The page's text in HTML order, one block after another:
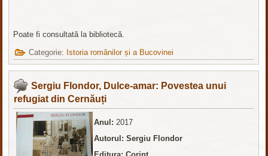
Poate fi consultată la bibliotecă.
Categorie: Istoria românilor și a Bucovinei
Sergiu Flondor, Dulce-amar: Povestea unui
refugiat din Cernăuți
Anul:2017
Autorul: Sergiu Flondor